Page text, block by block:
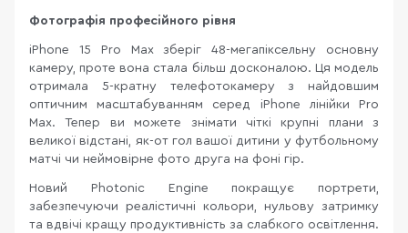
Фотографія професійного рівня
iPhone 15 Pro Max зберіг 48-мегапіксельну основну
камеру, проте вона стала більш досконалою. Ця модель
отримала 5-кратну телефотокамеру з найдовшим
оптичним масштабуванням серед iPhone лінійки Pro
Max. Тепер ви можете знімати чіткі крупні плани з
великої відстані, як-от гол вашої дитини у футбольному
матчі чи неймовірне фото друга на фоні гір.
Новий Photonic Engine покращує портрети,
забезпечуючи реалістичні кольори, нульову затримку
та вдвічі кращу продуктивність за слабкого освітлення.